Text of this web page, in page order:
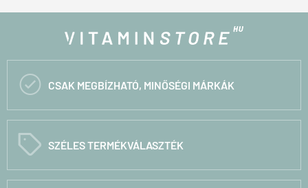
 CSAK MEGBÍZHATÓ, MINŐSÉGI MÁRKÁK
C SZÉLES TERMÉKVÁLASZTÉK